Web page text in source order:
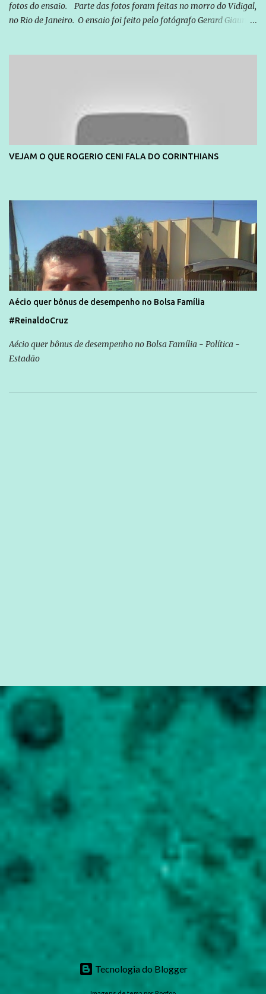
fotos do ensaio. Parte das fotos foram feitas no morro do Vidigal,
no Rio de Janeiro. O ensaio foi feito pelo fotógrafo Gerard Giaume
VEJAM O QUE ROGERIO CENI FALA DO CORINTHIANS
Aécio quer bônus de desempenho no Bolsa Família
#ReinaldoCruz
Aécio quer bônus de desempenho no Bolsa Família - Política -
Estadão
Tecnologia do Blogger